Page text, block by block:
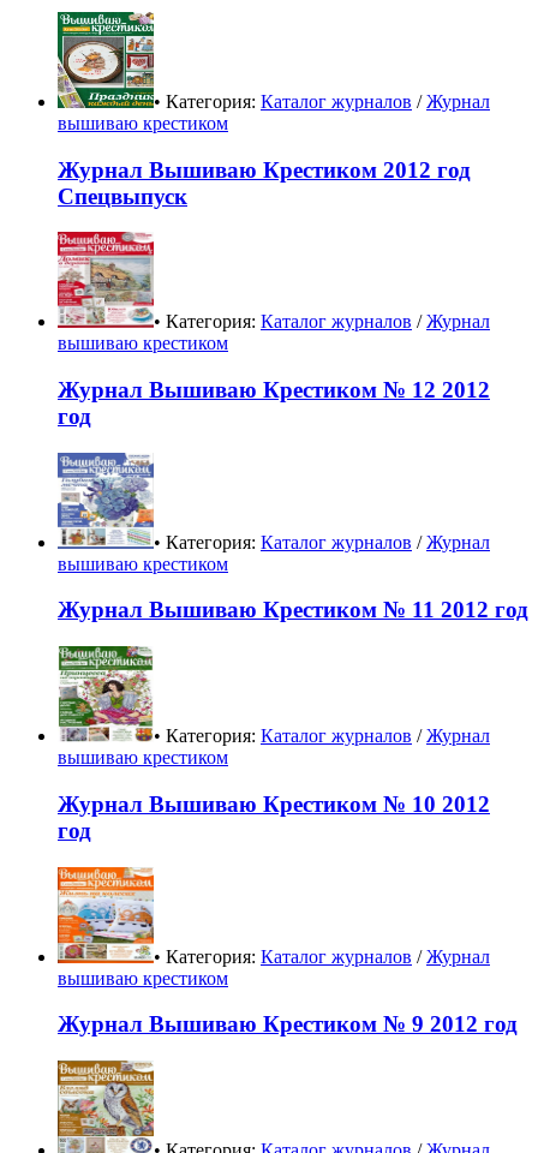
• Категория: Каталог журналов /Журнал
вышиваю крестиком
Журнал Вышиваю Крестиком 2012 год
Спецвыпуск
• Категория: Каталог журналов /Журнал
вышиваю крестиком
Журнал Вышиваю Крестиком № 12 2012
год
• Категория: Каталог журналов /Журнал
вышиваю крестиком
Журнал Вышиваю Крестиком № 11 2012 год
• Категория: Каталог журналов /Журнал
вышиваю крестиком
Журнал Вышиваю Крестиком № 10 2012
год
• Категория: Каталог журналов /Журнал
вышиваю крестиком
Журнал Вышиваю Крестиком № 9 2012 год